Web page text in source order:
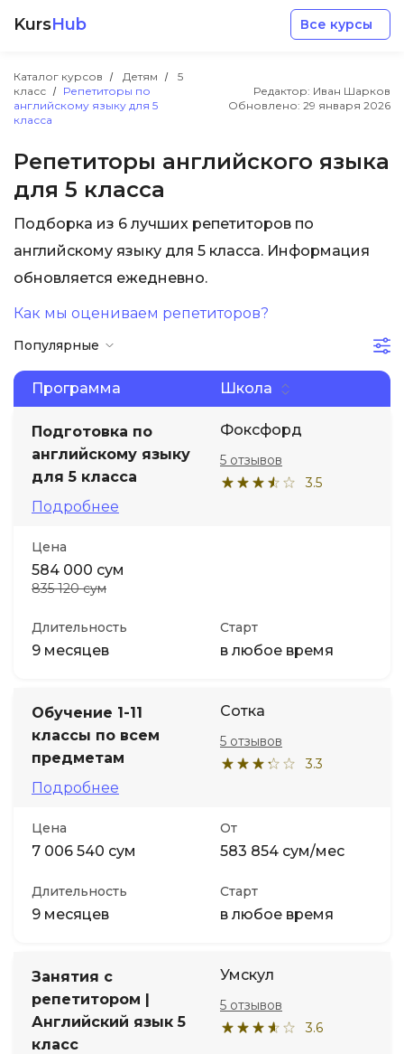
KursHub Все курсы
Каталог курсов Детям
5
класс
Репетиторы по
английскому языку для 5
класса
Редактор: Иван Шарков
Обновлено: 29 января 2026
Репетиторы английского языка
для 5 класса
Подборка из 6 лучших репетиторов по
английскому языку для 5 класса. Информация
обновляется ежедневно.
Как мы оцениваем репетиторов?
Популярные
Программа Школа
Подготовка по
английскому языку
для 5 класса
Подробнее
Фоксфорд
3.5
5 отзывов
Цена
584 000 сум
835 120 сум
Длительность
9 месяцев
Старт
в любое время
Обучение 1-11
классы по всем
предметам
Подробнее
Сотка
3.3
5 отзывов
Цена
7 006 540 сум
От
583 854 сум/мес
Длительность
9 месяцев
Старт
в любое время
Занятия с
репетитором |
Английский язык 5
класс
Умскул
3.6
5 отзывов
Разработка
Маркетинг
Аналитика
Менеджмент
Иностранные языки
Soft Skills
ДПО
Детям
Акции и промокоды